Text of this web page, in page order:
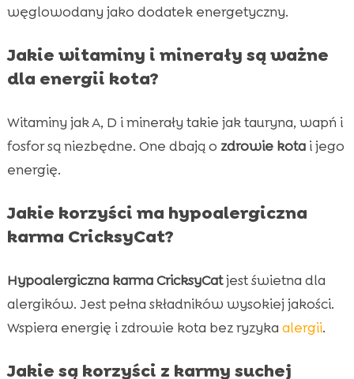
węglowodany jako dodatek energetyczny.
Jakie witaminy i minerały są ważne
dla energii kota?
Witaminy jak A, D i minerały takie jak tauryna, wapń i
fosfor są niezbędne. One dbają o zdrowie kotai jego
energię.
Jakie korzyści ma hypoalergiczna
karma CricksyCat?
Hypoalergiczna karma CricksyCatjest świetna dla
alergików. Jest pełna składników wysokiej jakości.
Wspiera energię i zdrowie kota bez ryzyka alergii.
Jakie są korzyści z karmy suchej